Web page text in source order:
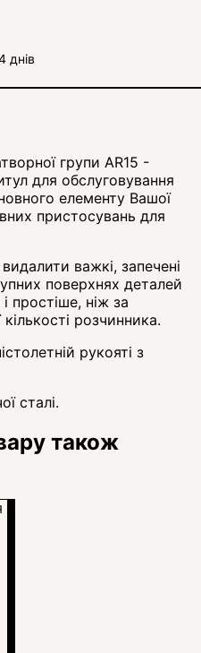
днів
групи AR15 -
для обслуговування
елементу Вашої
пристосувань для
важкі, запечені
поверхнях деталей
простіше, ніж за
розчинника.
рукояті з
сталі.
також